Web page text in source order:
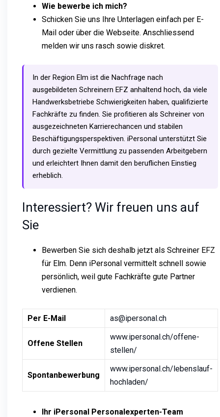
Wie bewerbe ich mich?
Schicken Sie uns Ihre Unterlagen einfach per E-
Mail oder über die Webseite. Anschliessend
melden wir uns rasch sowie diskret.
In der Region Elm ist die Nachfrage nach
ausgebildeten Schreinern EFZ anhaltend hoch, da viele
Handwerksbetriebe Schwierigkeiten haben, qualifizierte
Fachkräfte zu finden. Sie profitieren als Schreiner von
ausgezeichneten Karrierechancen und stabilen
Beschäftigungsperspektiven. iPersonal unterstützt Sie
durch gezielte Vermittlung zu passenden Arbeitgebern
und erleichtert Ihnen damit den beruflichen Einstieg
erheblich.
Interessiert? Wir freuen uns auf
Sie
Bewerben Sie sich deshalb jetzt als Schreiner EFZ
für Elm. Denn iPersonal vermittelt schnell sowie
persönlich, weil gute Fachkräfte gute Partner
verdienen.
Per E-Mail as@ipersonal.ch
Offene Stellen
www.ipersonal.ch/offene-
stellen/
Spontanbewerbung
www.ipersonal.ch/lebenslauf-
hochladen/
Ihr iPersonal Personalexperten-Team